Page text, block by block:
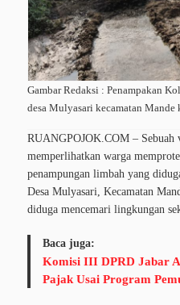
Gambar Redaksi : Penampakan
desa Mulyasari kecamatan Mande
RUANGPOJOK.COM –
memperlihatkan warga
penampungan limbah yang
Desa Mulyasari, Kecamatan
diduga mencemari lingkungan
Baca juga:
Komisi III DPRD Jabar
Pajak Usai Program